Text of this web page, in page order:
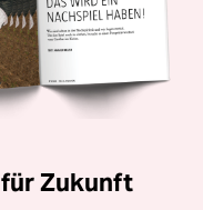
für Zukunft